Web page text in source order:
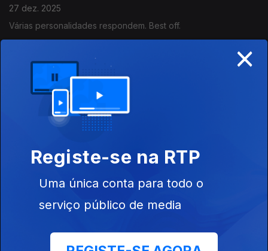
27 dez. 2025
Várias personalidades respondem. Best off.
Filosifia 17 : Protestantes e Católicos na Europa
e nos EUA.
24 dez. 2025
O Estado Religioso. Com José Vera Jardim, advogado,
político, Presidente da Comissão da Liberdade Religiosa.
não fosse o 25A?
20 dez. 2025
×
Registe-se na RTP
Uma única conta para todo o
serviço público de media